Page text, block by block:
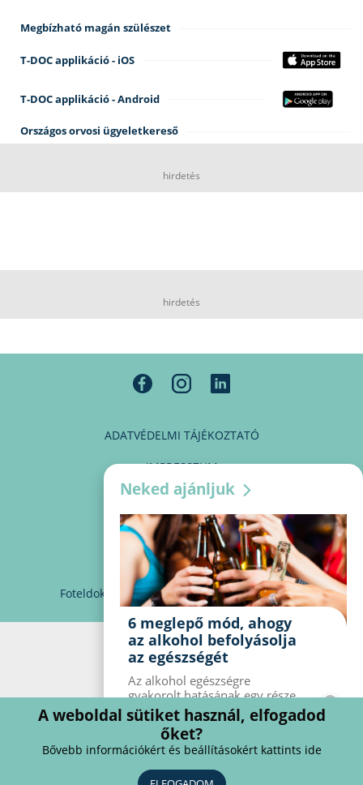
Megbízható magán szülészet
T-DOC applikáció - iOS
T-DOC applikáció - Android
Országos orvosi ügyeletkereső
hirdetés
hirdetés
ADATVÉDELMI TÁJÉKOZTATÓ
IMPRESSZUM
MÉDIAAJÁNLAT
PARTNEREINK
KAPCSOLAT
Foteldoki info@foteldoki.hu Süti beállítások
Neked ajánljuk
6 meglepő mód, ahogy
az alkohol befolyásolja
az egészségét
Az alkohol egészségre
gyakorolt ​​hatásának egy része
jól ismert, mások azonban
meglepők lehetnek. Van hat
kevésbé ismert hatás, amelyet
az alkohol gyakorol a
szervezetre.
A weboldal sütiket használ, elfogadod
őket?
Bővebb információkért és beállításokért kattints ide